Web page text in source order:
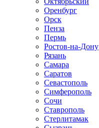
Оренбург
Орск
Пенза
Пермь
Ростов-на-Дону
Рязань
Самара
Саратов
Севастополь
Симферополь
Сочи
Ставрополь
Стерлитамак